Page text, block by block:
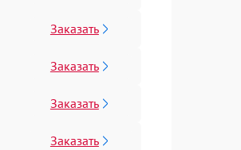
Заказать
Заказать
Заказать
Заказать